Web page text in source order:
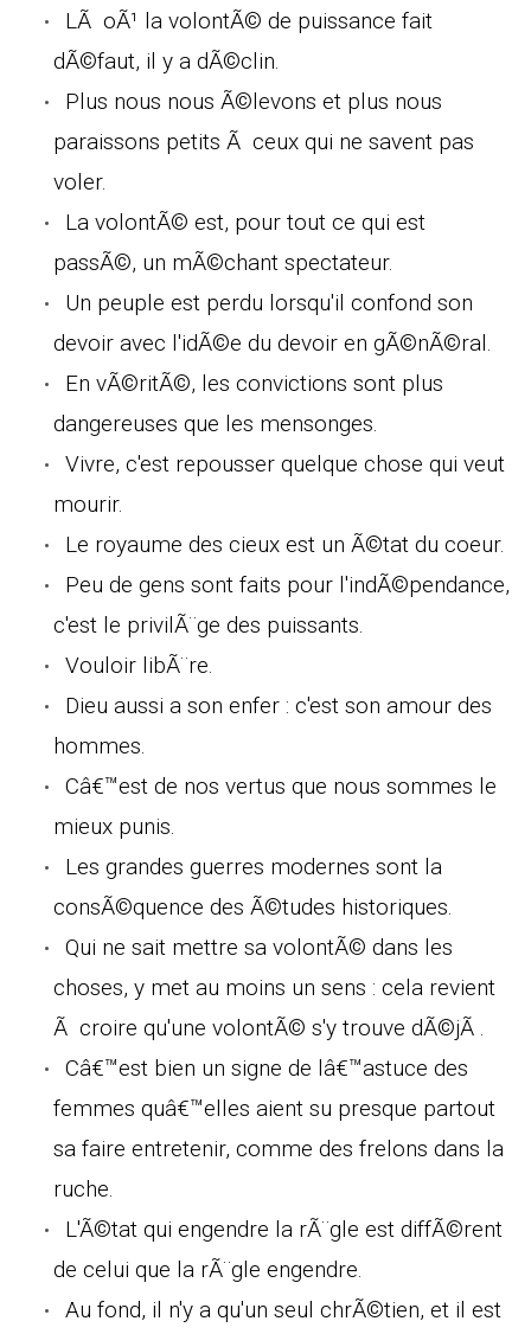
LÃ oÃ¹ la volontÃ© de puissance fait
dÃ©faut, il y a dÃ©clin.
Plus nous nous Ã©levons et plus nous
paraissons petits Ã ceux qui ne savent pas
voler.
La volontÃ© est, pour tout ce qui est
passÃ©, un mÃ©chant spectateur.
Un peuple est perdu lorsqu'il confond son
devoir avec l'idÃ©e du devoir en gÃ©nÃ©ral.
En vÃ©ritÃ©, les convictions sont plus
dangereuses que les mensonges.
Vivre, c'est repousser quelque chose qui veut
mourir.
Le royaume des cieux est un Ã©tat du coeur.
Peu de gens sont faits pour l'indÃ©pendance,
c'est le privilÃ¨ge des puissants.
Vouloir libÃ¨re.
Dieu aussi a son enfer : c'est son amour des
hommes.
Câ€™est de nos vertus que nous sommes le
mieux punis.
Les grandes guerres modernes sont la
consÃ©quence des Ã©tudes historiques.
Qui ne sait mettre sa volontÃ© dans les
choses, y met au moins un sens : cela revient
Ã croire qu'une volontÃ© s'y trouve dÃ©jÃ .
Câ€™est bien un signe de lâ€™astuce des
femmes quâ€™elles aient su presque partout
sa faire entretenir, comme des frelons dans la
ruche.
L'Ã©tat qui engendre la rÃ¨gle est diffÃ©rent
de celui que la rÃ¨gle engendre.
Au fond, il n'y a qu'un seul chrÃ©tien, et il est